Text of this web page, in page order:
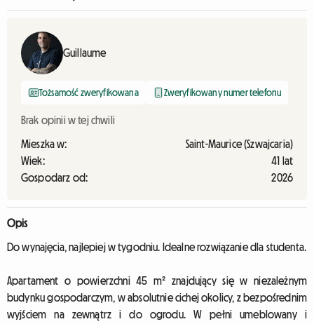
Guillaume
Tożsamość zweryfikowana Zweryfikowany numer telefonu
Brak opinii w tej chwili
Mieszka w:
Saint-Maurice (Szwajcaria)
Wiek:
41 lat
Gospodarz od:
2026
Opis
Do wynajęcia, najlepiej w tygodniu. Idealne rozwiązanie dla studenta.
Apartament o powierzchni 45 m² znajdujący się w niezależnym
budynku gospodarczym, w absolutnie cichej okolicy, z bezpośrednim
wyjściem na zewnątrz i do ogrodu. W pełni umeblowany i